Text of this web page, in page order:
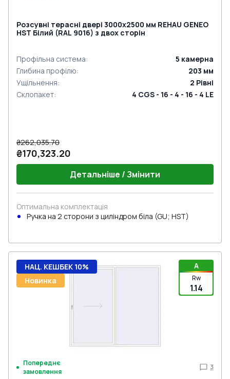
Розсувні терасні двері 3000x2500 мм REHAU GENEO
HST Білий (RAL 9016) з двох сторін
Профільна система: 5 камерна
Глибина профілю: 203 мм
Ущільнення: 2 Рівні
Склопакет: 4 CGS - 16 - 4 - 16 - 4 LE
₴262,035.70
₴170,323.20
Детальніше / Змінити
Оптимальна комплектація
Ручка на 2 сторони з циліндром біла (GU; HST)
A
Rw
1.14
НАЦ. КЕШБЕК 10%
Новинка
Попереднє
замовлення
3